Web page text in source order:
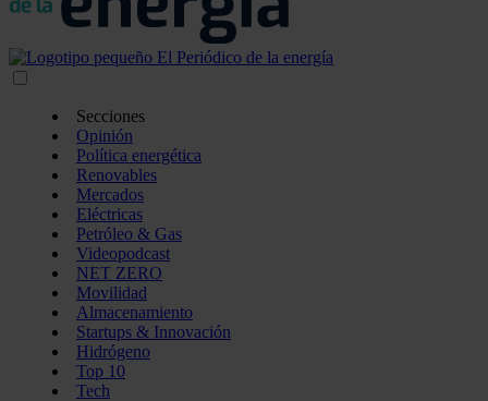
Secciones
Opinión
Política energética
Renovables
Mercados
Eléctricas
Petróleo & Gas
Videopodcast
NET ZERO
Movilidad
Almacenamiento
Startups & Innovación
Hidrógeno
Top 10
Tech